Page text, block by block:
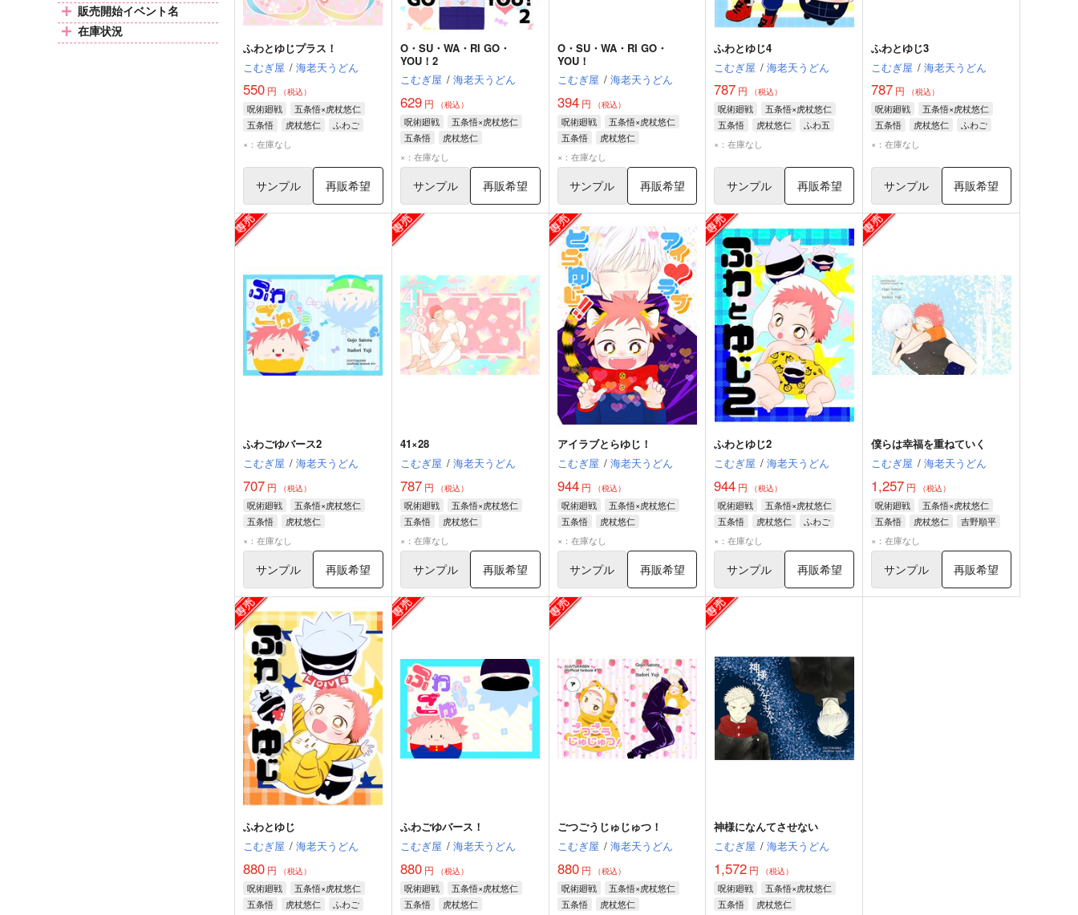
販売開始イベント名
在庫状況
ふわとゆじプラス！
こむぎ屋 / 海老天うどん
550 円 （税込）
呪術廻戦
五条悟×虎杖悠仁
五条悟
虎杖悠仁
ふわご
×：在庫なし
サンプル 再販希望
O・SU・WA・RI GO・
YOU！2
こむぎ屋 / 海老天うどん
629円 （税込）
呪術廻戦
五条悟×虎杖悠仁
五条悟
虎杖悠仁
×：在庫なし
サンプル 再販希望
O・SU・WA・RI GO・
YOU！
こむぎ屋 / 海老天うどん
394円 （税込）
呪術廻戦
五条悟×虎杖悠仁
五条悟
虎杖悠仁
×：在庫なし
サンプル 再販希望
ふわとゆじ4
こむぎ屋 / 海老天うどん
787 円 （税込）
呪術廻戦
五条悟×虎杖悠仁
五条悟
虎杖悠仁
ふわ五
×：在庫なし
サンプル 再販希望
ふわとゆじ3
こむぎ屋 / 海老天うどん
787 円 （税込）
呪術廻戦
五条悟×虎杖悠仁
五条悟
虎杖悠仁
ふわご
×：在庫なし
サンプル 再販希望
ふわごゆバース2
こむぎ屋 / 海老天うどん
707 円 （税込）
呪術廻戦
五条悟×虎杖悠仁
五条悟
虎杖悠仁
×：在庫なし
サンプル 再販希望
41×28
こむぎ屋 / 海老天うどん
787円 （税込）
呪術廻戦
五条悟×虎杖悠仁
五条悟
虎杖悠仁
×：在庫なし
サンプル 再販希望
アイラブとらゆじ！
こむぎ屋 / 海老天うどん
944円 （税込）
呪術廻戦
五条悟×虎杖悠仁
五条悟
虎杖悠仁
×：在庫なし
サンプル 再販希望
ふわとゆじ2
こむぎ屋 / 海老天うどん
944 円 （税込）
呪術廻戦
五条悟×虎杖悠仁
五条悟
虎杖悠仁
ふわご
×：在庫なし
サンプル 再販希望
僕らは幸福を重ねていく
こむぎ屋 / 海老天うどん
1,257 円 （税込）
呪術廻戦
五条悟×虎杖悠仁
五条悟
虎杖悠仁
吉野順平
×：在庫なし
サンプル 再販希望
ふわとゆじ
こむぎ屋 / 海老天うどん
880 円 （税込）
呪術廻戦
五条悟×虎杖悠仁
五条悟
虎杖悠仁
ふわご
ふわごゆバース！
こむぎ屋 / 海老天うどん
880円 （税込）
呪術廻戦
五条悟×虎杖悠仁
五条悟
虎杖悠仁
ごつごうじゅじゅつ！
こむぎ屋 / 海老天うどん
880円 （税込）
呪術廻戦
五条悟×虎杖悠仁
五条悟
虎杖悠仁
神様になんてさせない
こむぎ屋 / 海老天うどん
1,572 円 （税込）
呪術廻戦
五条悟×虎杖悠仁
五条悟
虎杖悠仁